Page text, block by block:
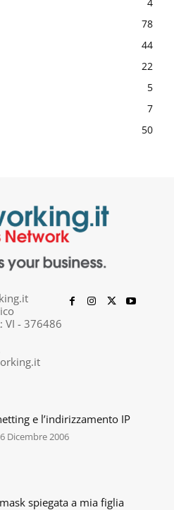
78
44
22
5
7
50
VI - 376486
e l’indirizzamento IP
6 Dicembre 2006
spiegata a mia figlia